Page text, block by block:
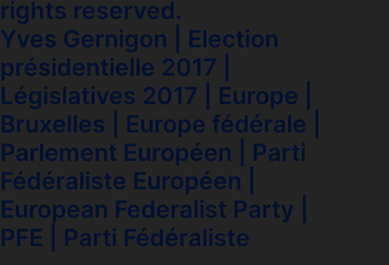
rights reserved.
Yves Gernigon | Election
présidentielle 2017 |
Législatives 2017 | Europe |
Bruxelles | Europe fédérale |
Parlement Européen | Parti
Fédéraliste Européen |
European Federalist Party |
PFE | Parti Fédéraliste